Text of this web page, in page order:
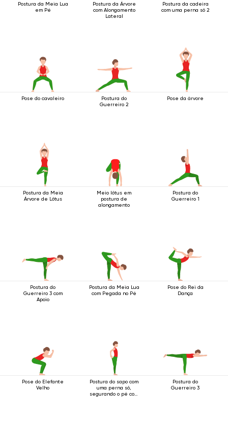
Postura da Meia Lua
em Pé
Postura da Árvore
com Alongamento
Lateral
Postura da cadeira
com uma perna só 2
Pose do cavaleiro
Postura do
Guerreiro 2
Pose da árvore
Postura da Meia
Árvore de Lótus
Meio lótus em
postura de
alongamento
Postura do
Guerreiro 1
Postura do
Guerreiro 3 com
Apoio
Postura da Meia Lua
com Pegada no Pé
Pose do Rei da
Dança
Pose do Elefante
Velho
Postura do sapo com
uma perna só,
segurando o pé com
Postura do
Guerreiro 3